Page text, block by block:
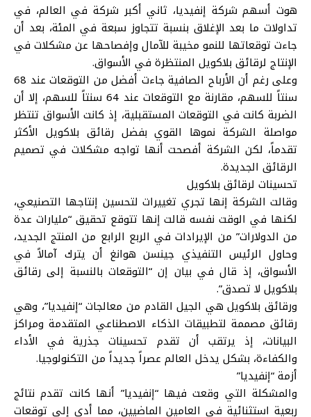
هوت أسهم شركة إنفيديا، ثاني أكبر شركة في العالم، في
تداولات ما بعد الإغلاق بنسبة تتجاوز سبعة في المئة، بعد أن
جاءت توقعاتها للنمو مخيبة للآمال وإفصاحها عن مشكلات في
الإنتاج لرقائق بلاكويل المنتظرة في الأسواق.
وعلى رغم أن الأرباح الصافية جاءت أفضل من التوقعات عند 68
سنتاً للسهم، مقارنة مع التوقعات عند 64 سنتاً للسهم، إلا أن
الضربة كانت في التوقعات المستقبلية، إذ كانت الأسواق تنتظر
مواصلة الشركة نموها القوي بفضل رقائق بلاكويل الأكثر
تقدماً، لكن الشركة أفصحت أنها تواجه مشكلات في تصميم
الرقائق الجديدة.
تحسينات لرقائق بلاكويل
وقالت الشركة إنها تجري تغييرات لتحسين إنتاجها التصنيعي،
لكنها في الوقت نفسه قالت إنها تتوقع تحقيق “مليارات عدة
من الدولارات” من الإيرادات في الربع الرابع من المنتج الجديد،
وحاول الرئيس التنفيذي جينسن هوانغ أن يترك آمالاً في
الأسواق، إذ قال في بيان إن “التوقعات بالنسبة إلى رقائق
بلاكويل لا تصدق”.
ورقائق بلاكويل هي الجيل القادم من معالجات “إنفيديا”، وهي
رقائق مصممة لتطبيقات الذكاء الاصطناعي المتقدمة ومراكز
البيانات، إذ يرتقب أن تقدم تحسينات جذرية في الأداء
والكفاءة، بشكل يدخل العالم عصراً جديداً من التكنولوجيا.
أزمة “إنفيديا”
والمشكلة التي وقعت فيها “إنفيديا” أنها كانت تقدم نتائج
ربعية استثنائية في العامين الماضيين، مما أدى إلى توقعات